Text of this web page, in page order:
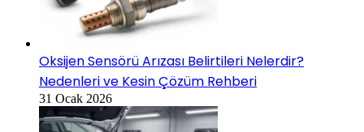
Oksijen Sensörü Arızası Belirtileri Nelerdir?
Nedenleri ve Kesin Çözüm Rehberi
31 Ocak 2026